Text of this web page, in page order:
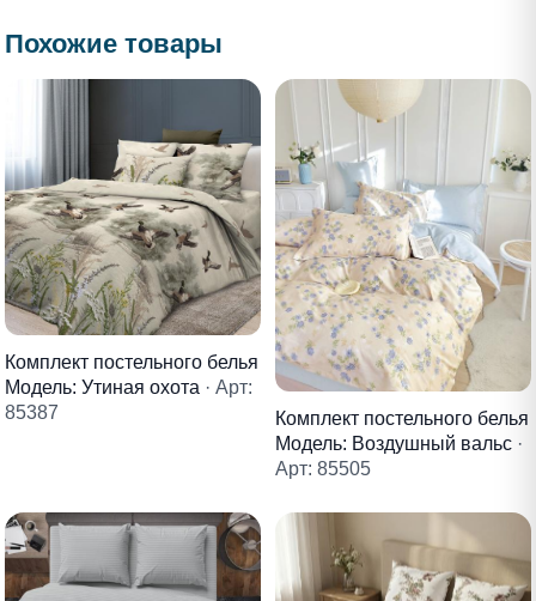
Похожие товары
Комплект постельного белья
Модель: Утиная охота · Арт:
85387
Комплект постельного белья
Модель: Воздушный вальс ·
Арт: 85505